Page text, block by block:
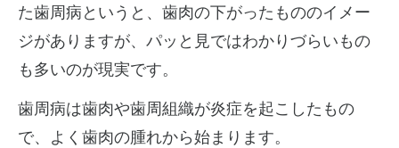
た歯周病というと、歯肉の下がったもののイメー
ジがありますが、パッと見ではわかりづらいもの
も多いのが現実です。
歯周病は歯肉や歯周組織が炎症を起こしたもの
で、よく歯肉の腫れから始まります。